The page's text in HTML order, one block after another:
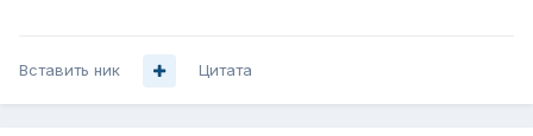
Вставить ник Цитата